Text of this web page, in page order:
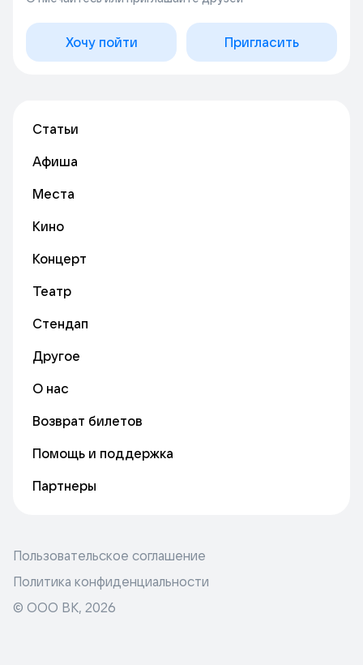
Хочу пойти Пригласить
Статьи
Афиша
Места
Кино
Концерт
Театр
Стендап
Другое
О нас
Возврат билетов
Помощь и поддержка
Партнеры
Пользовательское соглашение
Политика конфиденциальности
© ООО ВК, 2026